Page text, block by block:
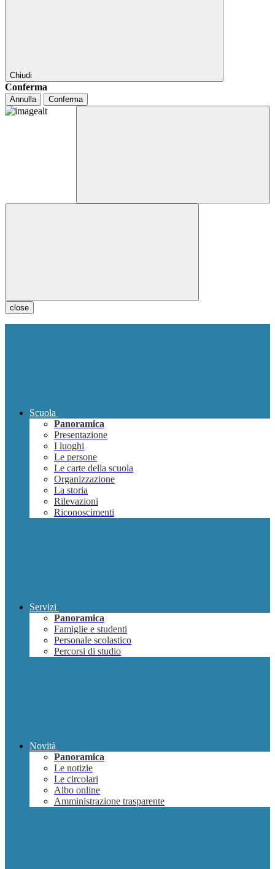
Chiudi
Conferma
Annulla Conferma
close
Scuola
Panoramica
Presentazione
I luoghi
Le persone
Le carte della scuola
Organizzazione
La storia
Rilevazioni
Riconoscimenti
Servizi
Panoramica
Famiglie e studenti
Personale scolastico
Percorsi di studio
Novità
Panoramica
Le notizie
Le circolari
Albo online
Amministrazione trasparente